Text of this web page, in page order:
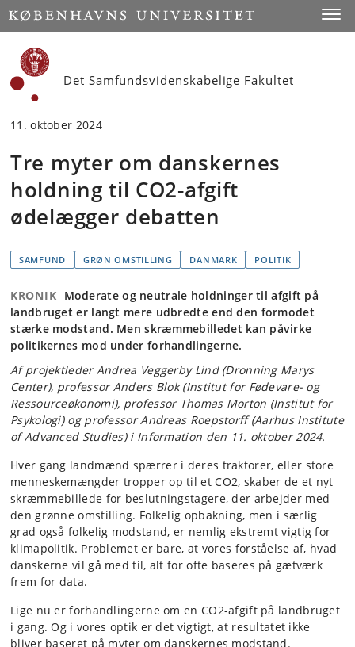
Start
Det Samfundsvidenskabelige Fakultet
11. oktober 2024
Tre myter om danskernes
holdning til CO2-afgift
ødelægger debatten
SAMFUND GRØN OMSTILLING DANMARK POLITIK
KRONIK Moderate og neutrale holdninger til afgift på
landbruget er langt mere udbredte end den formodet
stærke modstand. Men skræmmebilledet kan påvirke
politikernes mod under forhandlingerne.
Af projektleder Andrea Veggerby Lind (Dronning Marys
Center), professor Anders Blok (Institut for Fødevare- og
Ressourceøkonomi), professor Thomas Morton (Institut for
Psykologi) og professor Andreas Roepstorff (Aarhus Institute
of Advanced Studies) i Information den 11. oktober 2024.
Hver gang landmænd spærrer i deres traktorer, eller store
menneskemængder tropper op til et CO2, skaber de et nyt
skræmmebillede for beslutningstagere, der arbejder med
den grønne omstilling. Folkelig opbakning, men i særlig
grad også folkelig modstand, er nemlig ekstremt vigtig for
klimapolitik. Problemet er bare, at vores forståelse af, hvad
danskerne vil gå med til, alt for ofte baseres på gætværk
frem for data.
Lige nu er forhandlingerne om en CO2-afgift på landbruget
i gang. Og i vores optik er det vigtigt, at resultatet ikke
bliver baseret på myter om danskernes modstand.